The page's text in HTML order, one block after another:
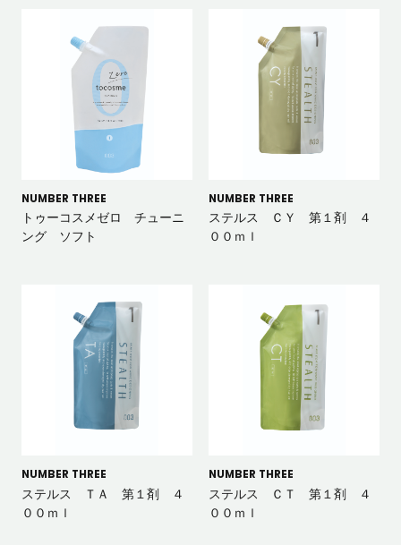
NUMBER THREE
トゥーコスメゼロ チューニ
ング ソフト
NUMBER THREE
ステルス ＣＹ 第１剤 ４
００ｍｌ
NUMBER THREE
ステルス ＴＡ 第１剤 ４
００ｍｌ
NUMBER THREE
ステルス ＣＴ 第１剤 ４
００ｍｌ